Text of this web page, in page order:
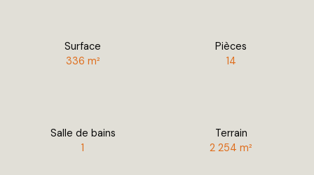
Surface
336 m²
Pièces
14
Salle de bains
1
Terrain
2 254m²